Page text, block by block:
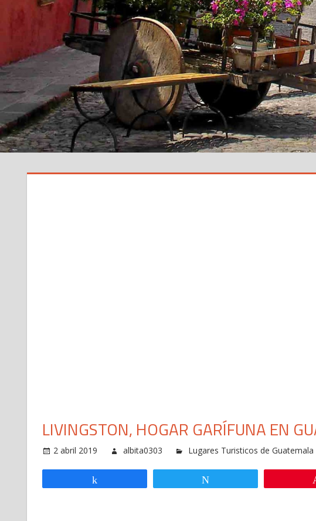
LIVINGSTON, HOGAR GARÍFUNA EN
2 abril 2019 albita0303 Lugares Turisticos de Guatemala